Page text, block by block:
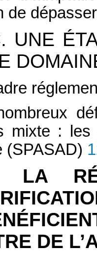
de
UNE
mixte : les
(SPASAD)
LA
DE